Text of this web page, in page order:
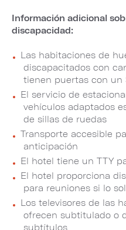
Información adicional
discapacidad:
Las habitaciones de
discapacitados con
tienen puertas con un
El servicio de
vehículos adaptados
de sillas de ruedas
Transporte accesible
anticipación
El hotel tiene un TTY
El hotel proporciona
para reuniones si lo
Los televisores de las
ofrecen subtitulado o
subtítulos